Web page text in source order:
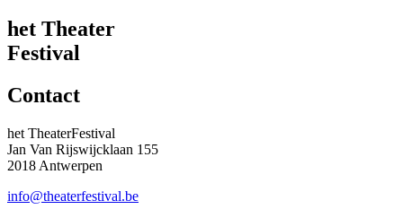
het Theater
Festival
Contact
het TheaterFestival
Jan Van Rijswijcklaan 155
2018 Antwerpen
info@theaterfestival.be